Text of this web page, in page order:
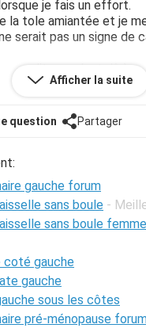
je fais un effort.
la tole amiantée et je
serait pas un signe de
me dit que c'est dû à
déplacée qui crée cette
que je n'ai
Afficher la suite
question Partager
gauche forum
sans boule -
sans boule femme
coté gauche
gauche
sous les côtes
pré-ménopause